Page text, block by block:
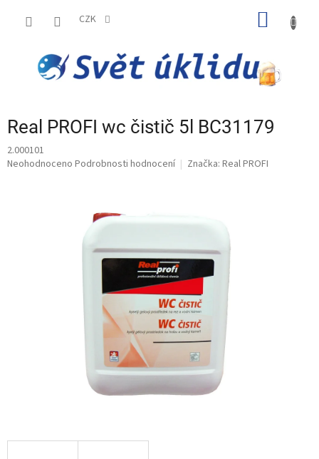
CZK
Real PROFI wc čistič 5l BC31179
2.000101
Průměrné
Neohodnoceno Podrobnosti hodnocení Značka: Real PROFI